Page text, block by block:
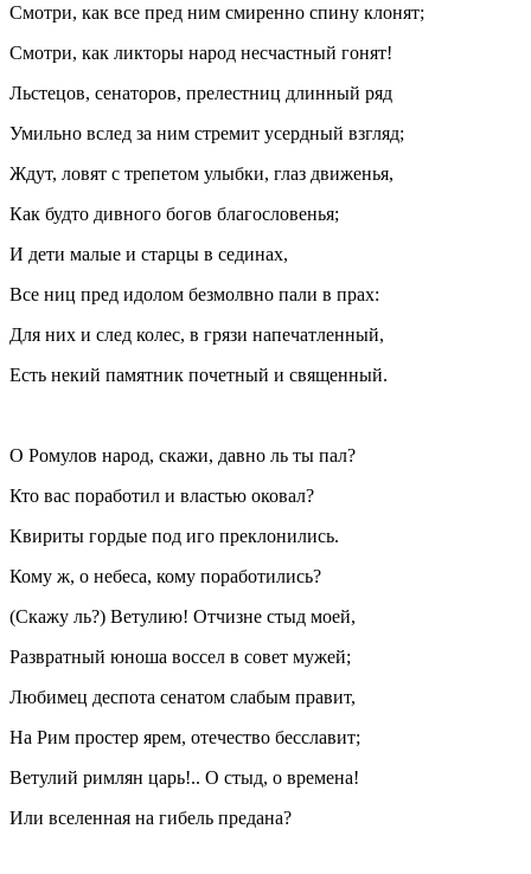
Смотри, как все пред ним смиренно спину клонят;
Смотри, как ликторы народ несчастный гонят!
Льстецов, сенаторов, прелестниц длинный ряд
Умильно вслед за ним стремит усердный взгляд;
Ждут, ловят с трепетом улыбки, глаз движенья,
Как будто дивного богов благословенья;
И дети малые и старцы в сединах,
Все ниц пред идолом безмолвно пали в прах:
Для них и след колес, в грязи напечатленный,
Есть некий памятник почетный и священный.
О Ромулов народ, скажи, давно ль ты пал?
Кто вас поработил и властью оковал?
Квириты гордые под иго преклонились.
Кому ж, о небеса, кому поработились?
(Скажу ль?) Ветулию! Отчизне стыд моей,
Развратный юноша воссел в совет мужей;
Любимец деспота сенатом слабым правит,
На Рим простер ярем, отечество бесславит;
Ветулий римлян царь!.. О стыд, о времена!
Или вселенная на гибель предана?